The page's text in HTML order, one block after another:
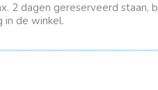
2 dagen gereserveerd staan,
in de winkel.